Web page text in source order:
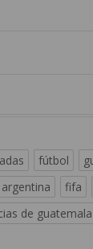
de guatemala